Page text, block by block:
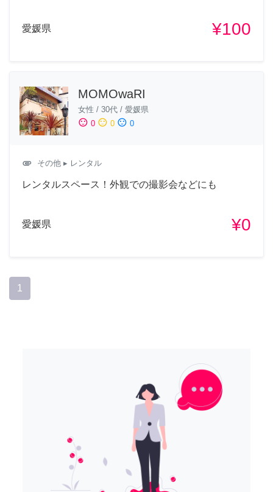
愛媛県 ¥100
MOMOwaRI
女性 / 30代 / 愛媛県
sentiment_satisfied 0 sentiment_neutral 0 sentiment_dissatisfied 0
attachment その他 ▸ レンタル
レンタルスペース！外観での撮影会などにも
愛媛県 ¥0
1